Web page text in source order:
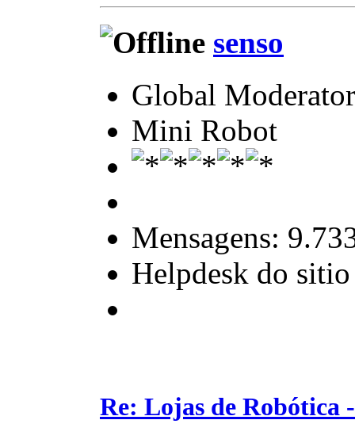
senso
Global Moderator
Mini Robot
Mensagens:
Helpdesk do sitio
Re: Lojas de Robótica